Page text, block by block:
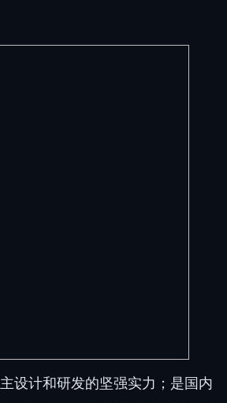
设计和研发的坚强实力；是国内